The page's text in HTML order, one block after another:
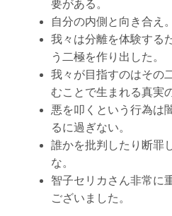
要がある。
自分の内側と向き合え。
我々は分離を体験する
う二極を作り出した。
我々が目指すのはその
むことで生まれる真実
悪を叩くという行為は
るに過ぎない。
誰かを批判したり断罪
な。
智子セリカさん非常に
ございました。